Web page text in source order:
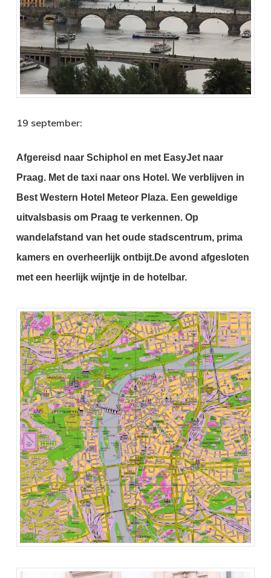
19 september:
Afgereisd naar Schiphol en met EasyJet naar
Praag. Met de taxi naar ons Hotel. We verblijven in
Best Western Hotel Meteor Plaza. Een geweldige
uitvalsbasis om Praag te verkennen. Op
wandelafstand van het oude stadscentrum, prima
kamers en overheerlijk ontbijt.De avond afgesloten
met een heerlijk wijntje in de hotelbar.